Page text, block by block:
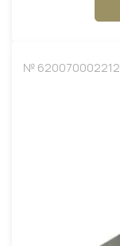
№ 620070002212